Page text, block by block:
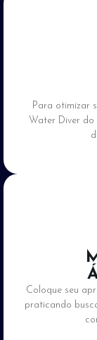
Para otimizar
Water Diver
Coloque seu
praticando